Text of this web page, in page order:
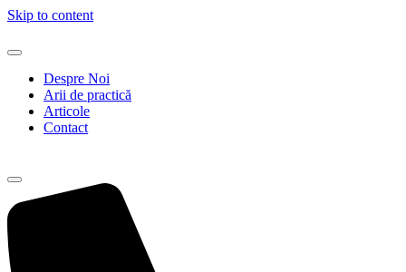
Skip to content
Despre Noi
Arii de practică
Articole
Contact